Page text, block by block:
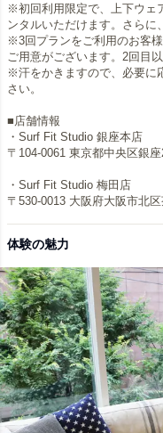
※初回利用限定で、上下ウェ
ンタルいただけます。さらに
※3回プランをご利用のお客
ご用意がございます。2回目
※汗をかきますので、必要に
さい。
■店舗情報
・Surf Fit Studio 銀座本店
〒104-0061 東京都中央区銀
・Surf Fit Studio 梅田店
〒530-0013 大阪府大阪市北
体験の魅力